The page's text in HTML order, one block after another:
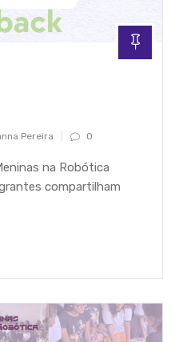
Pereira 0
na Robótica
compartilham